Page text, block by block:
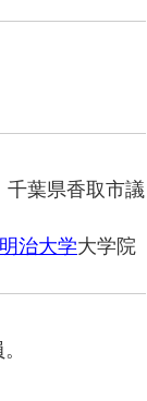
千葉県香取市議
明治大学大学院